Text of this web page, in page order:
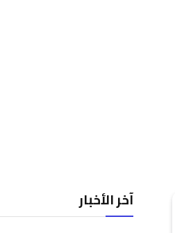
آخر الأخبار